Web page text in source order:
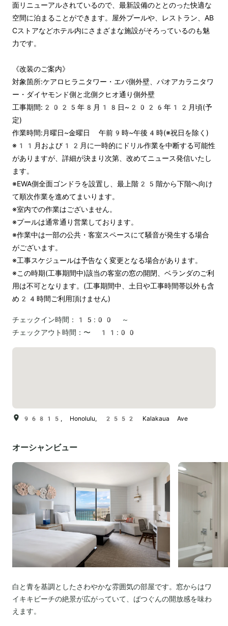
面リニューアルされているので、最新設備のととのった快適な
空間に泊まることができます。屋外プールや、レストラン、AB
Cストアなどホテル内にさまざまな施設がそろっているのも魅
力です。
《改装のご案内》
対象箇所:ケアロヒラニタワー・エバ側外壁、パオアカラニタワ
ー・ダイヤモンド側と北側クヒオ通り側外壁
工事期間:2025年8月18日~2026年12月頃(予
定)
作業時間:月曜日~金曜日 午前9時~午後4時(※祝日を除く)
※11月および12月に一時的にドリル作業を中断する可能性
がありますが、詳細が決まり次第、改めてニュース発信いたし
ます。
※EWA側全面ゴンドラを設置し、最上階25階から下階へ向け
て順次作業を進めてまいります。
※室内での作業はございません。
※プールは通常通り営業しております。
※作業中は一部の公共・客室スペースにて騒音が発生する場合
がございます。
※工事スケジュールは予告なく変更となる場合があります。
※この時期(工事期間中)該当の客室の窓の開閉、ベランダのご利
用は不可となります。(工事期間中、土日や工事時間帯以外も含
め24時間ご利用頂けません)
チェックイン時間：
15:00 ～
チェックアウト時間： 〜 11:00
96815, Honolulu, 2552 Kalakaua Ave
オーシャンビュー
白と青を基調としたさわやかな雰囲気の部屋です。窓からはワ
イキキビーチの絶景が広がっていて、ばつぐんの開放感を味わ
えます。